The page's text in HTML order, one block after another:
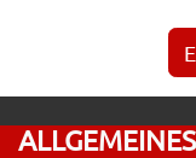
ALLGEMEINES